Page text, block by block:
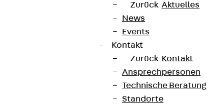
Zurück Aktuelles
News
Events
Kontakt
Zurück Kontakt
Ansprechpersonen
Technische Beratung
Standorte